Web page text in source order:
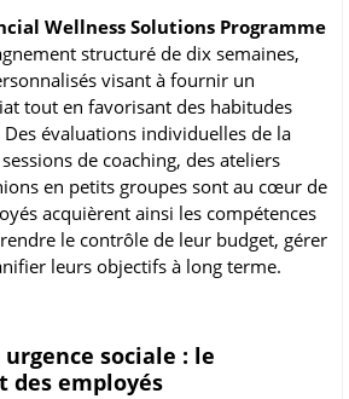
Wellness Solutions Programme
structuré de dix semaines,
visant à fournir un
tout en favorisant des habitudes
évaluations individuelles de la
de coaching, des ateliers
en petits groupes sont au cœur de
acquièrent ainsi les compétences
le contrôle de leur budget, gérer
leurs objectifs à long terme.
sociale : le
employés